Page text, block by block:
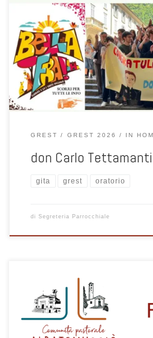
don Carlo Tettamanti, prete. Nuovo
Comunità Pastorale con gli Adolescenti
GREST GREST 2026 IN
don Carlo
gita grest oratorio
di Segreteria Parrocchiale